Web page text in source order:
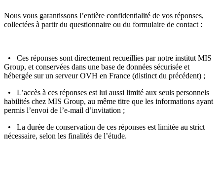
Nous vous garantissons l’entière confidentialité de vos réponses,
collectées à partir du questionnaire ou du formulaire de contact :
• Ces réponses sont directement recueillies par notre institut MIS
Group, et conservées dans une base de données sécurisée et
hébergée sur un serveur OVH en France (distinct du précédent) ;
• L’accès à ces réponses est lui aussi limité aux seuls personnels
habilités chez MIS Group, au même titre que les informations ayant
permis l’envoi de l’e-mail d’invitation ;
• La durée de conservation de ces réponses est limitée au strict
nécessaire, selon les finalités de l’étude.